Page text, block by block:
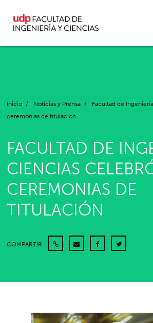
Inicio / Noticias y Prensa /
Facultad de
ceremonias de titulación
FACULTAD DE
CIENCIAS
CEREMONIAS DE
TITULACIÓN
COMPARTIR